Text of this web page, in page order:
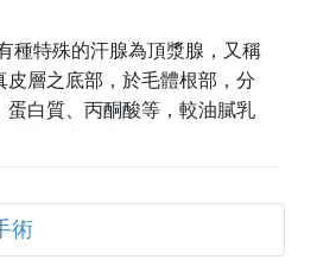
皮層之底部，於毛體根部，分
蛋白質、丙酮酸等，較油膩乳